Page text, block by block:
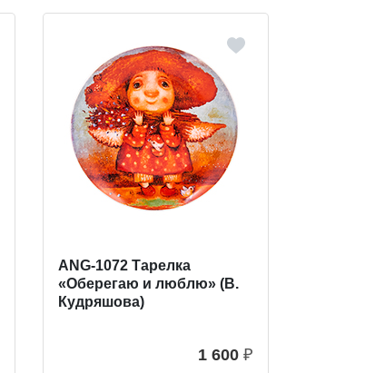
ANG-1072 Тарелка
«Оберегаю и люблю» (В.
Кудряшова)
1 600 ₽